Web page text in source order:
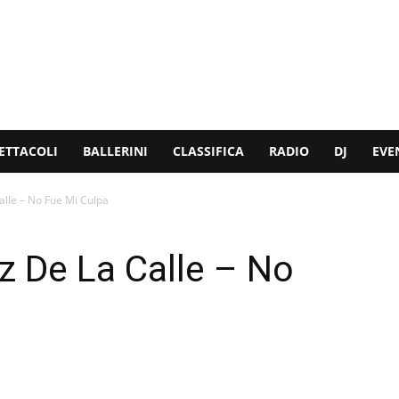
BALLERINI CLASSIFICA RADIO DJ
– No Fue Mi Culpa
De La Calle – No